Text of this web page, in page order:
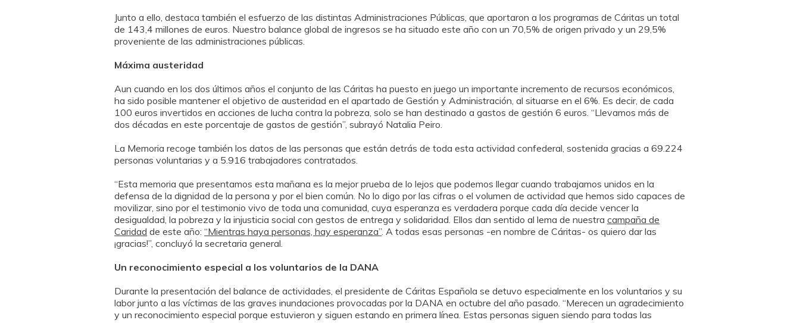
Junto a ello, destaca también el esfuerzo de las distintas Administraciones Públicas, que aportaron a los programas de Cáritas un total
de 143,4 millones de euros. Nuestro balance global de ingresos se ha situado este año con un 70,5% de origen privado y un 29,5%
proveniente de las administraciones públicas.
Máxima austeridad
Aun cuando en los dos últimos años el conjunto de las Cáritas ha puesto en juego un importante incremento de recursos económicos,
ha sido posible mantener el objetivo de austeridad en el apartado de Gestión y Administración, al situarse en el 6%. Es decir, de cada
100 euros invertidos en acciones de lucha contra la pobreza, solo se han destinado a gastos de gestión 6 euros. “Llevamos más de
dos décadas en este porcentaje de gastos de gestión”, subrayó Natalia Peiro.
La Memoria recoge también los datos de las personas que están detrás de toda esta actividad confederal, sostenida gracias a 69.224
personas voluntarias y a 5.916 trabajadores contratados.
“Esta memoria que presentamos esta mañana es la mejor prueba de lo lejos que podemos llegar cuando trabajamos unidos en la
defensa de la dignidad de la persona y por el bien común. No lo digo por las cifras o el volumen de actividad que hemos sido capaces de
movilizar, sino por el testimonio vivo de toda una comunidad, cuya esperanza es verdadera porque cada día decide vencer la
desigualdad, la pobreza y la injusticia social con gestos de entrega y solidaridad. Ellos dan sentido al lema de nuestra campaña de
Caridad de este año: “Mientras haya personas, hay esperanza”. A todas esas personas -en nombre de Cáritas- os quiero dar las
¡gracias!”, concluyó la secretaria general.
Un reconocimiento especial a los voluntarios de la DANA
Durante la presentación del balance de actividades, el presidente de Cáritas Española se detuvo especialmente en los voluntarios y su
labor junto a las víctimas de las graves inundaciones provocadas por la DANA en octubre del año pasado. “Merecen un agradecimiento
y un reconocimiento especial porque estuvieron y siguen estando en primera línea. Estas personas siguen siendo para todas las